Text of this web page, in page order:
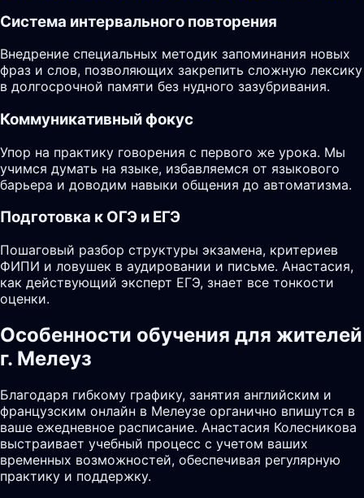
Система интервального повторения
Внедрение специальных методик запоминания новых
фраз и слов, позволяющих закрепить сложную лексику
в долгосрочной памяти без нудного зазубривания.
Коммуникативный фокус
Упор на практику говорения с первого же урока. Мы
учимся думать на языке, избавляемся от языкового
барьера и доводим навыки общения до автоматизма.
Подготовка к ОГЭ и ЕГЭ
Пошаговый разбор структуры экзамена, критериев
ФИПИ и ловушек в аудировании и письме. Анастасия,
как действующий эксперт ЕГЭ, знает все тонкости
оценки.
Особенности обучения для жителей
г. Мелеуз
Благодаря гибкому графику, занятия английским и
французским онлайн в Мелеузе органично впишутся в
ваше ежедневное расписание. Анастасия Колесникова
выстраивает учебный процесс с учетом ваших
временных возможностей, обеспечивая регулярную
практику и поддержку.